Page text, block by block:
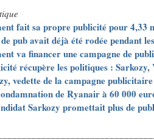
fait sa propre publicité pour 4,33
pub avait déjà été rodée pendant
va financer une campagne de
récupère les politiques :
vedette de la campagne
de Ryanair à 60 000
Sarkozy promettait plus de